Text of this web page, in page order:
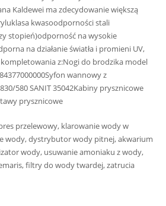
Kaldewei ma zdecydowanie większą
kwasoodporności stali
stopień)odporność na wysokie
na działanie światła i promieni UV,
z:Nogi do brodzika model
wannowy z
580 SANIT 35042Kabiny prysznicowe
prysznicowe
przelewowy, klarowanie wody w
wody, dystrybutor wody pitnej, akwarium
wody, usuwanie amoniaku z wody,
filtry do wody twardej, zatrucia